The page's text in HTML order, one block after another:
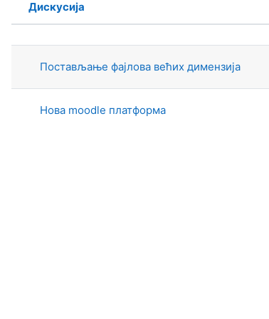
Статус
Дискусија
Постављање фајлова већих димензија
Нова moodle платформа